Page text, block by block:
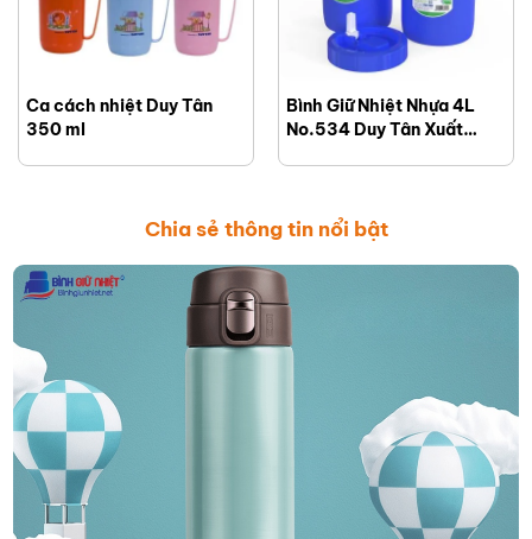
Ca cách nhiệt Duy Tân
350 ml
Bình Giữ Nhiệt Nhựa 4L
No.534 Duy Tân Xuất
Chia sẻ thông tin nổi bật